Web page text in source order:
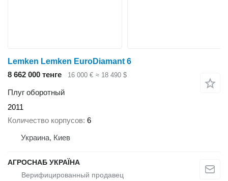
Lemken Lemken EuroDiamant 6
8 662 000 тенге
16 000 € ≈ 18 490 $
Плуг оборотный
2011
Количество корпусов 6
Украина, Киев
АГРОСНАБ УКРАЇНА